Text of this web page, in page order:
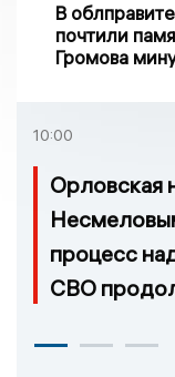
В
почтили
Громова
10:00
Орловская
процесс
СВО